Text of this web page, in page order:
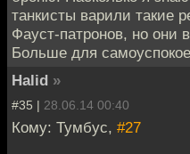
танкисты варили такие
Фауст-патронов, но они
Больше для
Halid »
#35 | 28.06.14 00:40
Кому: Тумбус, #27